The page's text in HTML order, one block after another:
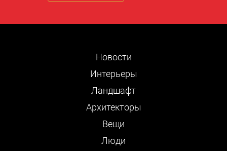
Новости
Интерьеры
Ландшафт
Архитекторы
Вещи
Люди